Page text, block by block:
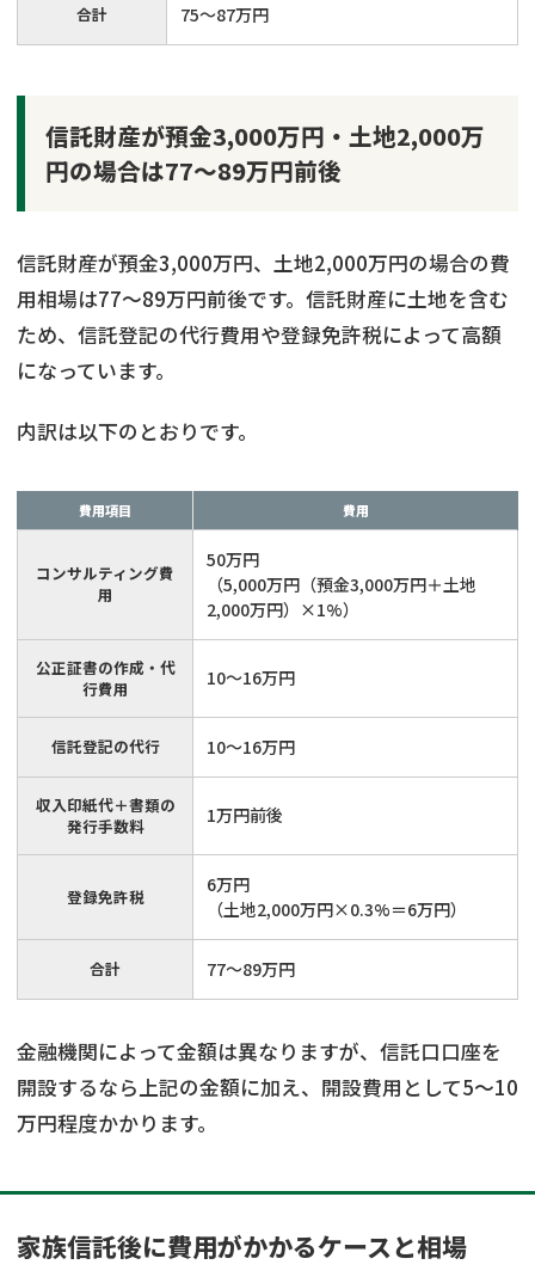
合計 75〜87万円
信託財産が預金3,000万円・土地2,000万
円の場合は77～89万円前後
信託財産が預金3,000万円、土地2,000万円の場合の費
用相場は77〜89万円前後です。信託財産に土地を含む
ため、信託登記の代行費用や登録免許税によって高額
になっています。
内訳は以下のとおりです。
費用項目 費用
コンサルティング費
用
50万円
（5,000万円（預金3,000万円＋土地
2,000万円）×1%）
公正証書の作成・代
行費用
10〜16万円
信託登記の代行 10〜16万円
収入印紙代＋書類の
発行手数料
1万円前後
登録免許税
6万円
（土地2,000万円×0.3%＝6万円）
合計 77〜89万円
金融機関によって金額は異なりますが、信託口口座を
開設するなら上記の金額に加え、開設費用として5〜10
万円程度かかります。
家族信託後に費用がかかるケースと相場